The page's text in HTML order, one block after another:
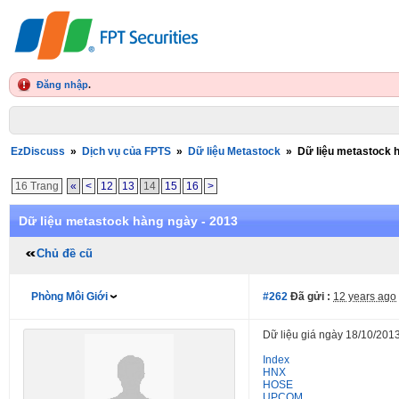
Đăng nhập.
EzDiscuss » Dịch vụ của FPTS » Dữ liệu Metastock » Dữ liệu metastock
16 Trang « < 12 13 14 15 16 >
Dữ liệu metastock hàng ngày - 2013
Chủ đề cũ
Phòng Môi Giới #262 Đã gửi : 12 years ago
Dữ liệu giá ngày 18/10/
Index
HNX
HOSE